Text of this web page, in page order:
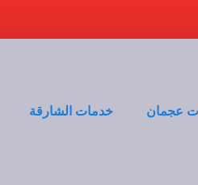
عجمان خدمات الشارقة